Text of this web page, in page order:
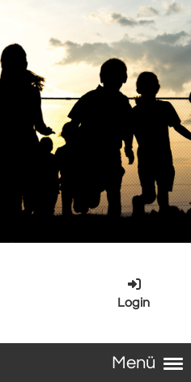
Login
Menü